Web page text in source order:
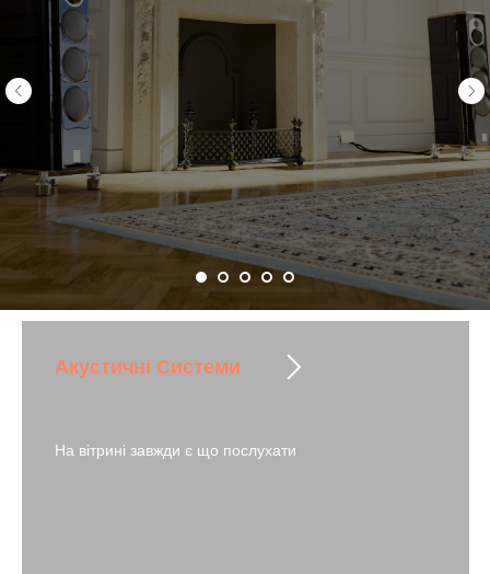
Акустичні Системи
На вітрині завжди є що послухати